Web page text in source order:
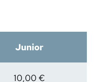
Junior
10,00 €